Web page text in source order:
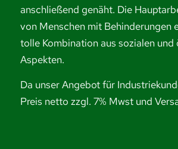
anschließend genäht. Die
von Menschen mit Behinderungen
tolle Kombination aus sozialen und
Aspekten.
Da unser Angebot für
Preis netto zzgl. 7% Mwst und